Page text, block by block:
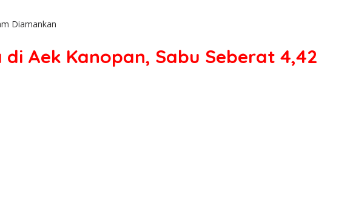
Diamankan
Aek Kanopan, Sabu Seberat 4,42